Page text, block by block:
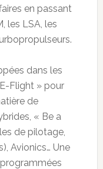
en passant
les LSA, les
dans les
Flight » pour
de
« Be a
de pilotage,
Avionics… Une